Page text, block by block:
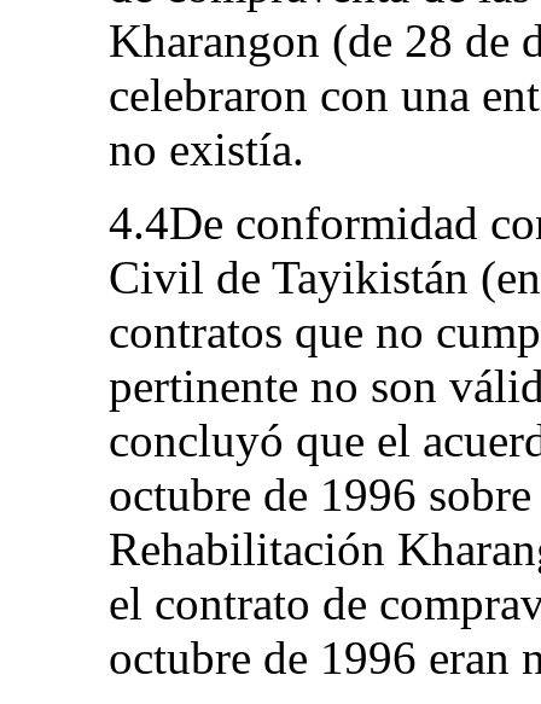
Kharangon (de 28 de
celebraron con una
no existía.
4.4De conformidad
Civil de Tayikistán
contratos que no
pertinente no son
concluyó que el
octubre de 1996
Rehabilitación
el contrato de
octubre de 1996 eran